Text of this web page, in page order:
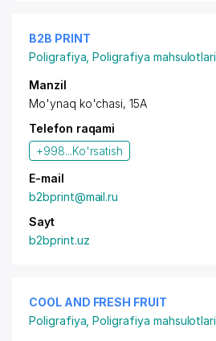
B2B PRINT
Poligrafiya ,Poligrafiya mahsulotlari
Manzil
Mo'ynaq ko'chasi, 15A
Telefon raqami
+998...Ko'rsatish
E-mail
b2bprint@mail.ru
Sayt
b2bprint.uz
COOL AND FRESH FRUIT
Poligrafiya ,Poligrafiya mahsulotlari